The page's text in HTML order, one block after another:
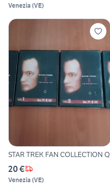
Venezia (VE)
STAR TREK FAN COLLECTION Q
20 €
Venezia (VE)